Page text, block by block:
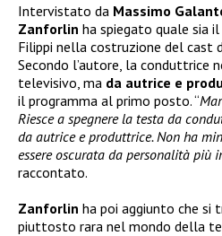
Intervistato da Massimo
Zanforlin ha spiegato quale sia
Filippi nella costruzione del cast
Secondo l’autore, la conduttrice
televisivo, ma da autrice e
il programma al primo posto. “
Riesce a spegnere la testa da
da autrice e produttrice. Non ha
essere oscurata da personalità più
raccontato.
Zanforlin ha poi aggiunto che si
piuttosto rara nel mondo della